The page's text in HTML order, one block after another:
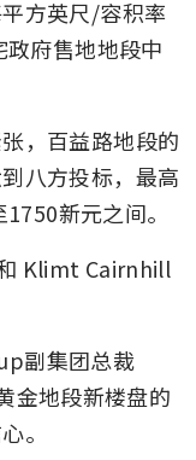
方英尺/容积率
府售地地段中
，百益路地段的
八方投标，最高
新元之间。
Klimt Cairnhill
副集团总裁
金地段新楼盘的
。